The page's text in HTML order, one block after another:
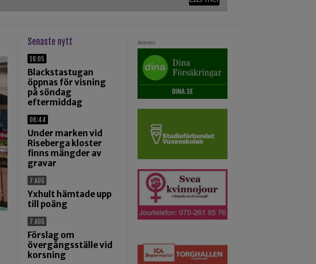
Senaste nytt
16:05
Blackstastugan
öppnas för visning
på söndag
eftermiddag
06:44
Under marken vid
Riseberga kloster
finns mängder av
gravar
7 AUG
Yxhult hämtade upp
till poäng
7 AUG
Förslag om
övergångsställe vid
korsning
Annons